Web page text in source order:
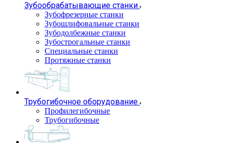
Зубообрабатывающие станки
Зубофрезерные станки
Зубошлифовальные станки
Зубодолбежные станки
Зубострогальные станки
Специальные станки
Протяжные станки
Трубогибочное оборудование
Профилегибочные
Трубогибочные